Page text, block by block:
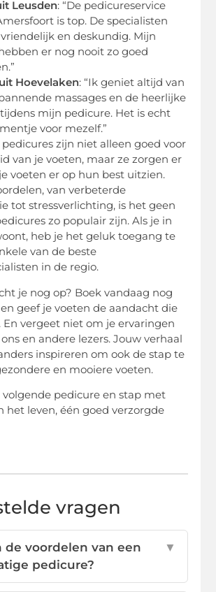
Leusden: “De pedicureservice
is top. De specialisten
en deskundig. Mijn
er nog nooit zo goed
Hoevelaken: “Ik geniet altijd van
massages en de heerlijke
mijn pedicure. Het is echt
voor mezelf.”
zijn niet alleen goed voor
van je voeten, maar ze zorgen er
voeten er op hun best uitzien.
van verbeterde
tot stressverlichting, is het geen
zo populair zijn. Als je in
heb je het geluk toegang te
van de beste
in de regio.
je nog op? Boek vandaag nog
geef je voeten de aandacht die
En vergeet niet om je ervaringen
en andere lezers. Jouw verhaal
inspireren om ook de stap te
en mooiere voeten.
volgende pedicure en stap met
het leven, één goed verzorgde
vragen
de voordelen van een
pedicure?
▼